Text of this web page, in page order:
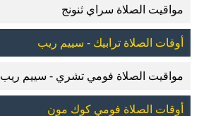
مواقيت الصلاة سراي ثنونج
أوقات الصلاة ترابيك - سييم ريب
مواقيت الصلاة فومي تشري - سييم ريب
أوقات الصلاة فومي كوك مون